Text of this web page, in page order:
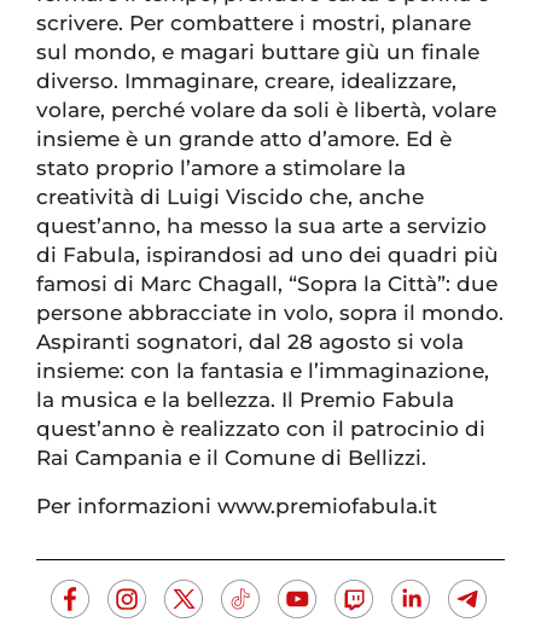
scrivere. Per combattere i mostri, planare
sul mondo, e magari buttare giù un finale
diverso. Immaginare, creare, idealizzare,
volare, perché volare da soli è libertà, volare
insieme è un grande atto d’amore. Ed è
stato proprio l’amore a stimolare la
creatività di Luigi Viscido che, anche
quest’anno, ha messo la sua arte a servizio
di Fabula, ispirandosi ad uno dei quadri più
famosi di Marc Chagall, “Sopra la Città”: due
persone abbracciate in volo, sopra il mondo.
Aspiranti sognatori, dal 28 agosto si vola
insieme: con la fantasia e l’immaginazione,
la musica e la bellezza. Il Premio Fabula
quest’anno è realizzato con il patrocinio di
Rai Campania e il Comune di Bellizzi.
Per informazioni www.premiofabula.it